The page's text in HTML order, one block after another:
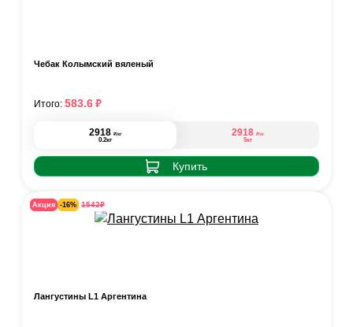
Чебак Колымский вяленый
2918 ₽/кг
0.2кг
2918 ₽/кг
5кг
Купить
Итого: 583.6₽
Акция -16% 1542₽
Лангустины L1 Аргентина